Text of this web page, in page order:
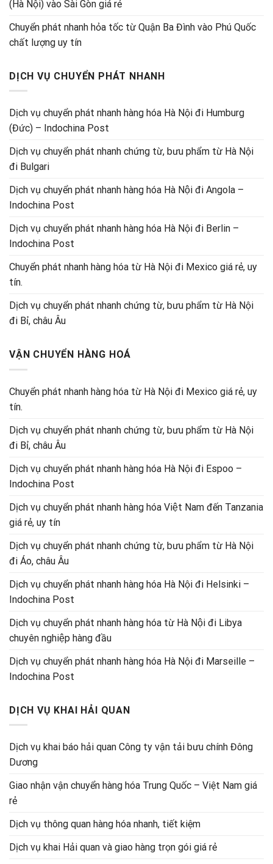
(Hà Nội) vào Sài Gòn giá rẻ
Chuyển phát nhanh hỏa tốc từ Quận Ba Đình vào Phú Quốc
chất lượng uy tín
DỊCH VỤ CHUYỂN PHÁT NHANH
Dịch vụ chuyển phát nhanh hàng hóa Hà Nội đi Humburg
(Đức) – Indochina Post
Dịch vụ chuyển phát nhanh chứng từ, bưu phẩm từ Hà Nội
đi Bulgari
Dịch vụ chuyển phát nhanh hàng hóa Hà Nội đi Angola –
Indochina Post
Dịch vụ chuyển phát nhanh hàng hóa Hà Nội đi Berlin –
Indochina Post
Chuyển phát nhanh hàng hóa từ Hà Nội đi Mexico giá rẻ, uy
tín.
Dịch vụ chuyển phát nhanh chứng từ, bưu phẩm từ Hà Nội
đi Bỉ, châu Âu
VẬN CHUYỂN HÀNG HOÁ
Chuyển phát nhanh hàng hóa từ Hà Nội đi Mexico giá rẻ, uy
tín.
Dịch vụ chuyển phát nhanh chứng từ, bưu phẩm từ Hà Nội
đi Bỉ, châu Âu
Dịch vụ chuyển phát nhanh hàng hóa Hà Nội đi Espoo –
Indochina Post
Dịch vụ chuyển phát nhanh hàng hóa Việt Nam đến Tanzania
giá rẻ, uy tín
Dịch vụ chuyển phát nhanh chứng từ, bưu phẩm từ Hà Nội
đi Áo, châu Âu
Dịch vụ chuyển phát nhanh hàng hóa Hà Nội đi Helsinki –
Indochina Post
Dịch vụ chuyển phát nhanh hàng hóa từ Hà Nội đi Libya
chuyên nghiệp hàng đầu
Dịch vụ chuyển phát nhanh hàng hóa Hà Nội đi Marseille –
Indochina Post
DỊCH VỤ KHAI HẢI QUAN
Dịch vụ khai báo hải quan Công ty vận tải bưu chính Đông
Dương
Giao nhận vận chuyển hàng hóa Trung Quốc – Việt Nam giá
rẻ
Dịch vụ thông quan hàng hóa nhanh, tiết kiệm
Dịch vụ khai Hải quan và giao hàng trọn gói giá rẻ